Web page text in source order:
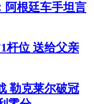
阿根廷车手坦言
杆位 送给父亲
勒克莱尔破冠